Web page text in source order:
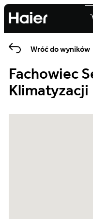
Wróć do wyników
Fachowiec
Klimatyzacji